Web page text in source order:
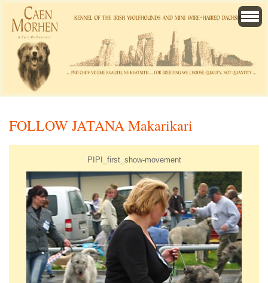
FOLLOW JATANA Makarikari
PIPI_first_show-movement